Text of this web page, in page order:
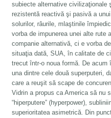
subiecte alternative civilizaţionale
rezistentă reactivă şi pasivă a
solurilor, râurile, mlaştinile
vorba de impunerea unei alte rute
companie alternativă, ci e vorba
situaţia dată, SUA, în calitate de
trecut într-o noua formă. De
una dintre cele două superputeri,
care a reuşit să scape de
Vidrin a propus ca America să nu
“hiperputere” (hyperpower),
superioritatea asimetrică. Din